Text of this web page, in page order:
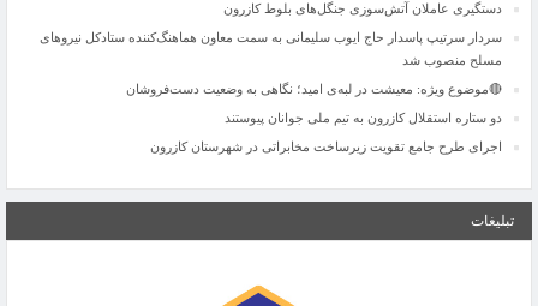
دستگیری عاملان آتش‌سوزی جنگل‌های بلوط کازرون
سردار سرتیپ پاسدار حاج ایوب سلیمانی به سمت معاون هماهنگ‌کننده ستادکل نیروهای
مسلح منصوب شد
🔴موضوع ویژه: معیشت در لبه‌ی امید؛ نگاهی به وضعیت دست‌فروشان
دو ستاره استقلال کازرون به تیم ملی جوانان پیوستند
اجرای طرح جامع تقویت زیرساخت مخابراتی در شهرستان کازرون
آیین غبارروبی مزار شهید خیر «سید مهدی هاشمی‌نسب» همزمان با آغاز هفته بهزیستی در
تبلیغات